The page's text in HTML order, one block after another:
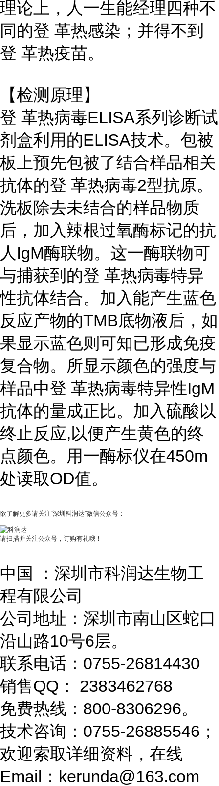
理论上，人一生能经理四种不
同的登 革热感染；并得不到
登 革热疫苗。
【检测原理】
登 革热病毒ELISA系列诊断试
剂盒利用的ELISA技术。包被
板上预先包被了结合样品相关
抗体的登 革热病毒2型抗原。
洗板除去未结合的样品物质
后，加入辣根过氧酶标记的抗
人IgM酶联物。这一酶联物可
与捕获到的登 革热病毒特异
性抗体结合。加入能产生蓝色
反应产物的TMB底物液后，如
果显示蓝色则可知已形成免疫
复合物。所显示颜色的强度与
样品中登 革热病毒特异性IgM
抗体的量成正比。加入硫酸以
终止反应,以便产生黄色的终
点颜色。用一酶标仪在450m
处读取OD值。
欲了解更多请关注“深圳科润达”微信公众号：
请扫描并关注公众号，订购有礼哦！
中国 ：深圳市科润达生物工
程有限公司
公司地址：深圳市南山区蛇口
沿山路10号6层。
联系电话：0755-26814430
销售QQ： 2383462768
免费热线：800-8306296。
技术咨询：0755-26885546；
欢迎索取详细资料，在线
Email：kerunda@163.com